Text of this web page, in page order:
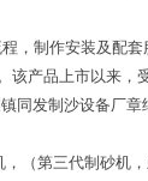
，制作安装及配套
该产品上市以来，
同发制沙设备厂章
（第三代制砂机